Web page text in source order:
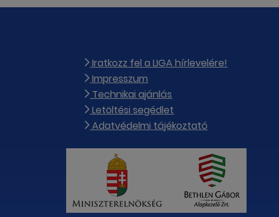
Iratkozz fel a LIGA hírlevelére!
Impresszum
Technikai ajánlás
Letöltési segédlet
Adatvédelmi tájékoztató